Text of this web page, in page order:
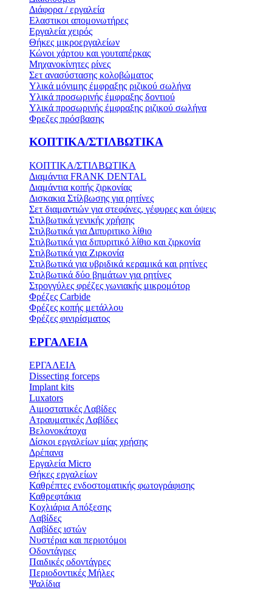
Διάφορα / εργαλεία
Ελαστικοι απομονωτήρες
Εργαλεία χειρός
Θήκες μικροεργαλείων
Κώνοι χάρτου και γουταπέρκας
Μηχανοκίνητες ρίνες
Σετ ανασύστασης κολοβώματος
Υλικά μόνιμης έμφραξης ριζικού σωλήνα
Υλικά προσωρινής έμφραξης δοντιού
Υλικά προσωρινής έμφραξης ριζικού σωλήνα
Φρεζες πρόσβασης
ΚΟΠΤΙΚΑ/ΣΤΙΛΒΩΤΙΚΑ
ΚΟΠΤΙΚΑ/ΣΤΙΛΒΩΤΙΚΑ
Διαμάντια FRANK DENTAL
Διαμάντια κοπής ζιρκονίας
Δισκακια Στίλβωσης για ρητίνες
Σετ διαμαντιών για στεφάνες, γέφυρες και όψεις
Στιλβωτικά γενικής χρήσης
Στιλβωτικά για Διπυριτικο λίθιο
Στιλβωτικά για διπυριτικό λίθιο και ζιρκονία
Στιλβωτικά για Ζιρκονία
Στιλβωτικά για υβριδικά κεραμικά και ρητίνες
Στιλβωτικά δύο βημάτων για ρητίνες
Στρογγύλες φρέζες γωνιακής μικρομότορ
Φρέζες Carbide
Φρέζες κοπής μετάλλου
Φρέζες φινιρίσματος
ΕΡΓΑΛΕΙΑ
ΕΡΓΑΛΕΙΑ
Dissecting forceps
Implant kits
Luxators
Αιμοστατικές Λαβίδες
Ατραυματικές Λαβίδες
Βελονοκάτοχα
Δίσκοι εργαλείων μίας χρήσης
Δρέπανα
Εργαλεία Micro
Θήκες εργαλείων
Καθρέπτες ενδοστοματικής φωτογράφισης
Καθρεφτάκια
Κοχλιάρια Απόξεσης
Λαβίδες
Λαβίδες ιστών
Νυστέρια και περιοτόμοι
Οδοντάγρες
Παιδικές οδοντάγρες
Περιοδοντικές Μήλες
Ψαλίδια